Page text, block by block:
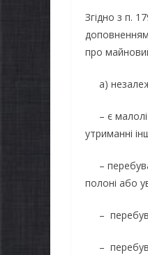
Згідно з п.
про
а)
– є
утриманні
–
полоні або
–
–